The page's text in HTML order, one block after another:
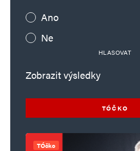
Ano
Ne
HLASOVAT
Zobrazit výsledky
TÓČKO
TÓčko